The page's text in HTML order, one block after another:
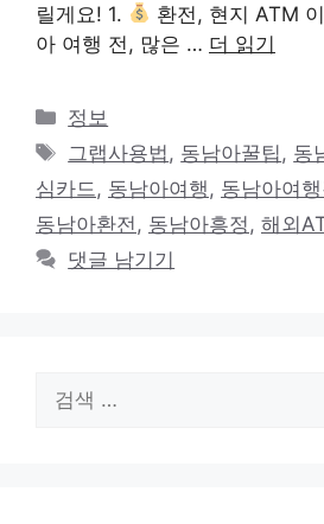
릴게요! 1.
환전, 현지 ATM
아 여행 전, 많은 … 더 읽기
카
테
리
정보
태
그
그랩사용법 , 동남아꿀팁 , 동
심카드 , 동남아여행 , 동남아여
동남아환전 , 동남아흥정 , 해외
댓글 남기기
색: